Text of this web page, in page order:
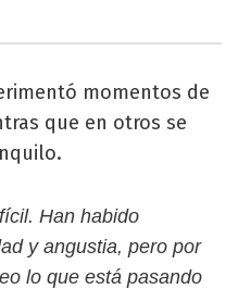
momentos de
que en otros se
Han habido
y angustia, pero por
lo que está pasando